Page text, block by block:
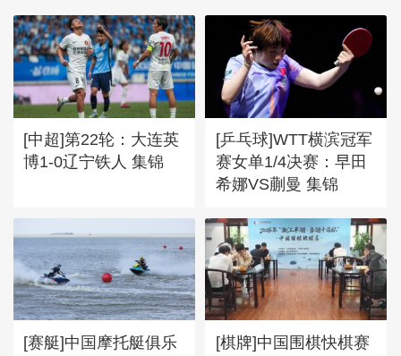
[中超]第22轮：大连英
博1-0辽宁铁人 集锦
[乒乓球]WTT横滨冠军
赛女单1/4决赛：早田
希娜VS蒯曼 集锦
[赛艇]中国摩托艇俱乐
[棋牌]中国围棋快棋赛